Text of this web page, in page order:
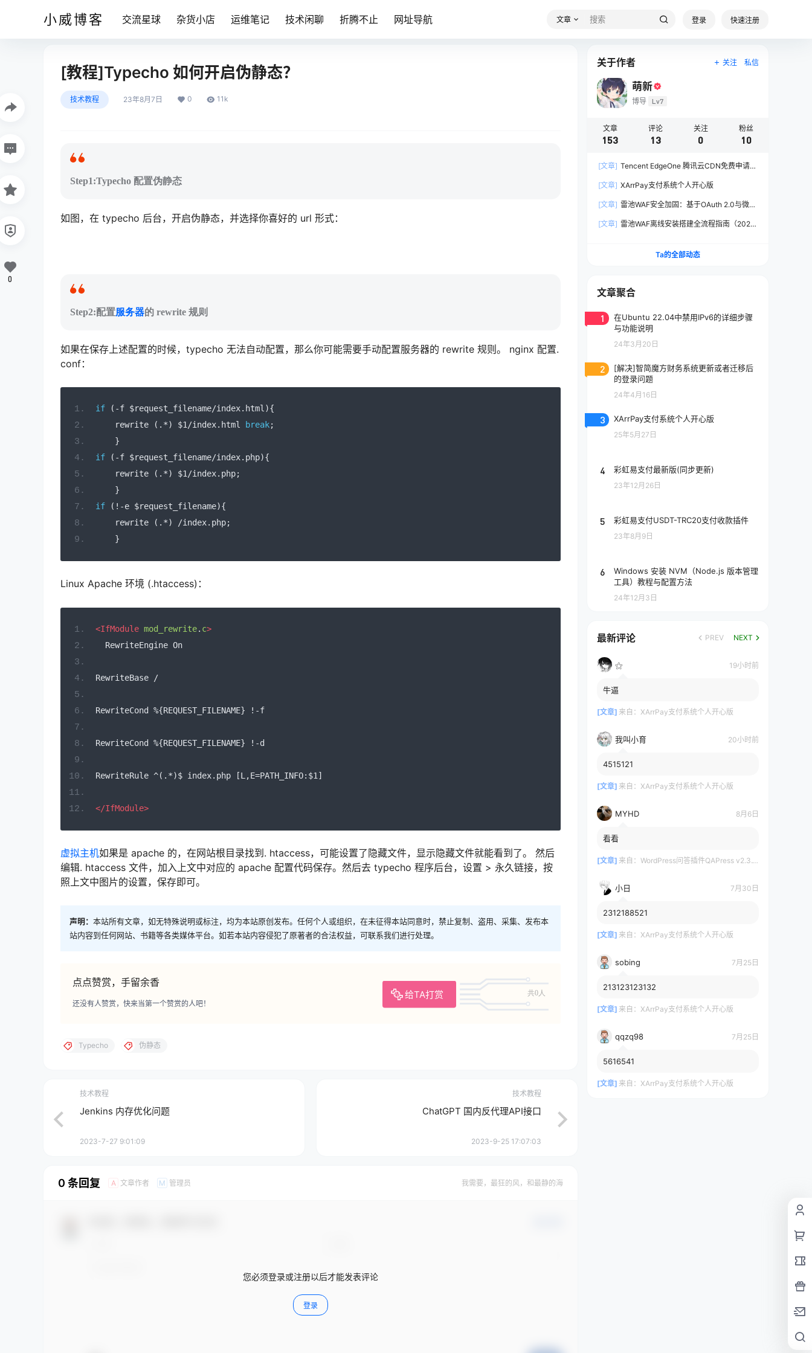
小威博客 交流星球 杂货小店 运维笔记 技术闲聊 折腾不止 网址导航 文章 登录 快速注册
[教程]Typecho 如何开启伪静态？
技术教程 23年8月7日 0 11k
Step1:Typecho 配置伪静态
如图，在 typecho 后台，开启伪静态，并选择你喜好的 url 形式：
Step2:配置服务器的 rewrite 规则
如果在保存上述配置的时候，typecho 无法自动配置，那么你可能需要手动配置服务器的 rewrite 规则。 nginx 配置.
conf：
if (-f $request_filename/index. html){
    rewrite
(.*) $1/index. html break;
}
if
(-f $request_filename/index. php){
    rewrite
(.*) $1/index. php;
}
if
(!-e $request_filename){
    rewrite
(.*) /index. php;
}
Linux Apache 环境 (.htaccess)：
<IfModule mod_rewrite. c>
  RewriteEngine On
RewriteBase /
RewriteCond %{REQUEST_FILENAME} !-f
RewriteCond %{REQUEST_FILENAME} !-d
RewriteRule ^(.*)$ index.php [L,E=PATH_INFO:$1]
</IfModule>
虚拟主机如果是 apache 的，在网站根目录找到. htaccess，可能设置了隐藏文件，显示隐藏文件就能看到了。 然后
编辑. htaccess 文件，加入上文中对应的 apache 配置代码保存。然后去 typecho 程序后台，设置 > 永久链接，按
照上文中图片的设置，保存即可。
声明： 本站所有文章，如无特殊说明或标注，均为本站原创发布。任何个人或组织，在未征得本站同意时，禁止复制、盗用、采集、发布本
站内容到任何网站、书籍等各类媒体平台。如若本站内容侵犯了原著者的合法权益，可联系我们进行处理。
点点赞赏，手留余香
给TA打赏 共0人
还没有人赞赏，快来当第一个赞赏的人吧！
0
Typecho 伪静态
技术教程
Jenkins 内存优化问题
2023-7-27 9:01:09
技术教程
ChatGPT 国内反代理API接口
2023-9-25 17:07:03
0 条回复 A 文章作者 M 管理员 我需要，最狂的风，和最静的海
您必须登录或注册以后才能发表评论
登录
关于作者 关注 私信
萌新
博导 Lv7
文章
153
评论
13
关注
0
粉丝
10
[文章] Tencent EdgeOne 腾讯云CDN免费申请兑
[文章] XArrPay支付系统个人开心版
[文章] 雷池WAF安全加固：基于OAuth 2.0与微信
[文章] 雷池WAF离线安装搭建全流程指南（2025
Ta的全部动态
文章聚合
1
在Ubuntu 22.04中禁用IPv6的详细步骤
与功能说明
24年3月20日
2
[解决]智简魔方财务系统更新或者迁移后
的登录问题
24年4月16日
3 XArrPay支付系统个人开心版
25年5月27日
4 彩虹易支付最新版(同步更新)
23年12月26日
5 彩虹易支付USDT-TRC20支付收款插件
23年8月9日
6
Windows 安装 NVM（Node.js 版本管理
工具）教程与配置方法
24年12月3日
最新评论 PREV NEXT
⚝ 19小时前
牛逼
[文章] 来自： XArrPay支付系统个人开心版
我叫小育 20小时前
4515121
[文章] 来自： XArrPay支付系统个人开心版
MYHD 8月6日
看看
[文章] 来自： WordPress问答插件QAPress v2.3.1版 WP博客问答插件
小日 7月30日
2312188521
[文章] 来自： XArrPay支付系统个人开心版
sobing 7月25日
213123123132
[文章] 来自： XArrPay支付系统个人开心版
qqzq98 7月25日
5616541
[文章] 来自： XArrPay支付系统个人开心版